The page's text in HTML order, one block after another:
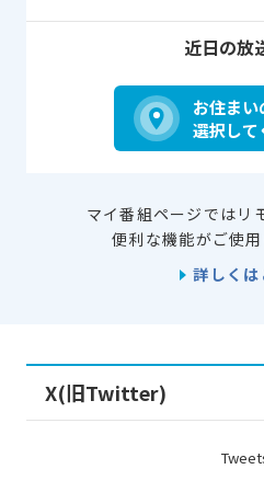
近日の放
お住まい
選択して
マイ番組ページではリ
便利な機能がご使用
詳しくは
X(旧Twitter)